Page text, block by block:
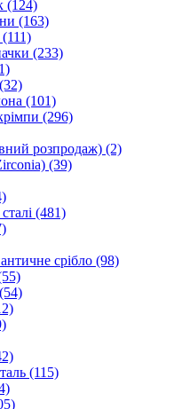
(124)
(163)
(111)
(233)
(32)
(101)
(296)
розпродаж) (2)
(39)
(481)
срібло (98)
(54)
(115)